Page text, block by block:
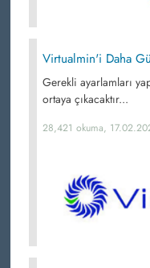
Virtualmin'i Daha
Gerekli ayarlamları
ortaya çıkacaktır...
28,421 okuma,